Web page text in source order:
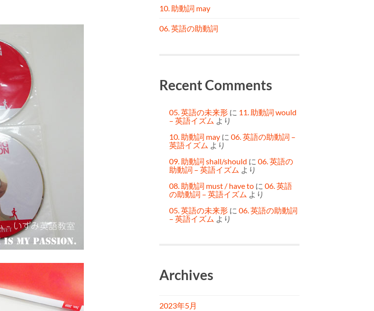
10. 助動詞 may
06. 英語の助動詞
Recent Comments
05. 英語の未来形 に 11. 助動詞 would
– 英語イズム より
10. 助動詞 may に 06. 英語の助動詞 –
英語イズム より
09. 助動詞 shall/should に 06. 英語の
助動詞 – 英語イズム より
08. 助動詞 must / have to に 06. 英語
の助動詞 – 英語イズム より
05. 英語の未来形 に 06. 英語の助動詞
– 英語イズム より
Archives
2023年5月